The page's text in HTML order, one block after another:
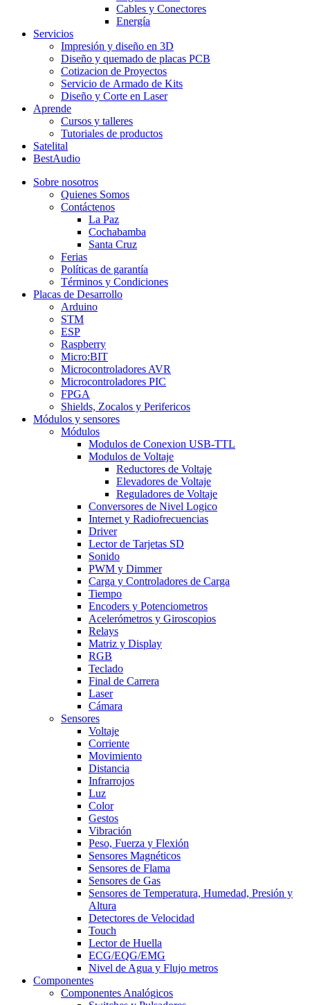
Cables y Conectores
Energía
Servicios
Impresión y diseño en 3D
Diseño y quemado de placas PCB
Cotizacion de Proyectos
Servicio de Armado de Kits
Diseño y Corte en Laser
Aprende
Cursos y talleres
Tutoriales de productos
Satelital
BestAudio
Sobre nosotros
Quienes Somos
Contáctenos
La Paz
Cochabamba
Santa Cruz
Ferias
Políticas de garantía
Términos y Condiciones
Placas de Desarrollo
Arduino
STM
ESP
Raspberry
Micro:BIT
Microcontroladores AVR
Microcontroladores PIC
FPGA
Shields, Zocalos y Perifericos
Módulos y sensores
Módulos
Modulos de Conexion USB-TTL
Modulos de Voltaje
Reductores de Voltaje
Elevadores de Voltaje
Reguladores de Voltaje
Conversores de Nivel Logico
Internet y Radiofrecuencias
Driver
Lector de Tarjetas SD
Sonido
PWM y Dimmer
Carga y Controladores de Carga
Tiempo
Encoders y Potenciometros
Acelerómetros y Giroscopios
Relays
Matriz y Display
RGB
Teclado
Final de Carrera
Laser
Cámara
Sensores
Voltaje
Corriente
Movimiento
Distancia
Infrarrojos
Luz
Color
Gestos
Vibración
Peso, Fuerza y Flexión
Sensores Magnéticos
Sensores de Flama
Sensores de Gas
Sensores de Temperatura, Humedad, Presión y
Altura
Detectores de Velocidad
Touch
Lector de Huella
ECG/EQG/EMG
Nivel de Agua y Flujo metros
Componentes
Componentes Analógicos